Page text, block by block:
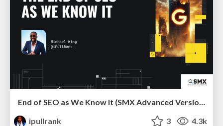
ipullrank
3 4.3k